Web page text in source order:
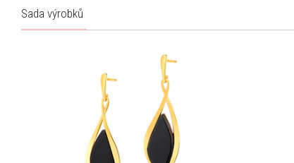
Sada výrobků